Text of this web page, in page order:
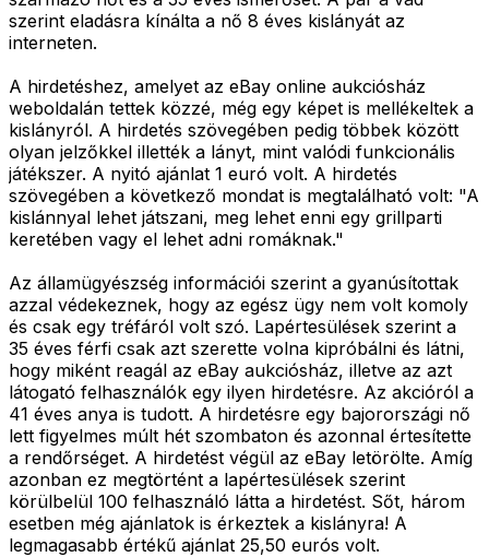
szerint eladásra kínálta a nő 8 éves kislányát az
interneten.
A hirdetéshez, amelyet az eBay online aukciósház
weboldalán tettek közzé, még egy képet is mellékeltek a
kislányról. A hirdetés szövegében pedig többek között
olyan jelzőkkel illették a lányt, mint valódi funkcionális
játékszer. A nyitó ajánlat 1 euró volt. A hirdetés
szövegében a következő mondat is megtalálható volt: "A
kislánnyal lehet játszani, meg lehet enni egy grillparti
keretében vagy el lehet adni romáknak."
Az államügyészség információi szerint a gyanúsítottak
azzal védekeznek, hogy az egész ügy nem volt komoly
és csak egy tréfáról volt szó. Lapértesülések szerint a
35 éves férfi csak azt szerette volna kipróbálni és látni,
hogy miként reagál az eBay aukciósház, illetve az azt
látogató felhasználók egy ilyen hirdetésre. Az akcióról a
41 éves anya is tudott. A hirdetésre egy bajorországi nő
lett figyelmes múlt hét szombaton és azonnal értesítette
a rendőrséget. A hirdetést végül az eBay letörölte. Amíg
azonban ez megtörtént a lapértesülések szerint
körülbelül 100 felhasználó látta a hirdetést. Sőt, három
esetben még ajánlatok is érkeztek a kislányra! A
legmagasabb értékű ajánlat 25,50 eurós volt.